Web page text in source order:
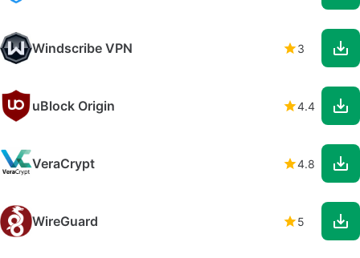
Windscribe VPN 3
uBlock Origin 4.4
VeraCrypt 4.8
WireGuard 5